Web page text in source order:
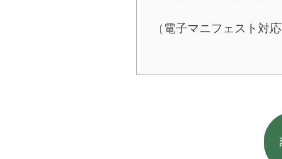
（電子マニフェスト対応